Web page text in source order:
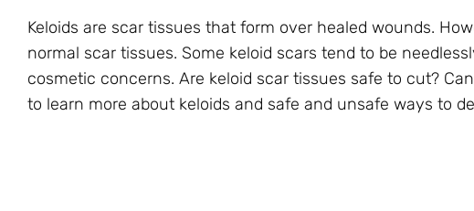
Keloids are scar tissues that form over healed wounds.
normal scar tissues. Some keloid scars tend to be
cosmetic concerns. Are keloid scar tissues safe to cut?
to learn more about keloids and safe and unsafe ways to